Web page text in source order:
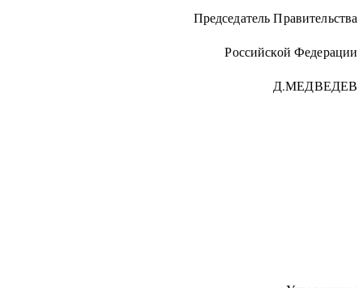
Председатель Правительства
Российской Федерации
Д.МЕДВЕДЕВ